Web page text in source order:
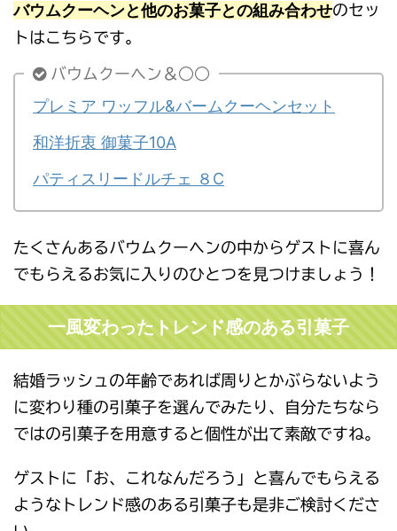
バウムクーヘンと他のお菓子との組み合わせのセッ
トはこちらです。
バウムクーヘン＆○○
プレミア ワッフル&バームクーヘンセット
和洋折衷 御菓子10A
パティスリードルチェ ８C
たくさんあるバウムクーヘンの中からゲストに喜ん
でもらえるお気に入りのひとつを見つけましょう！
一風変わったトレンド感のある引菓子
結婚ラッシュの年齢であれば周りとかぶらないよう
に変わり種の引菓子を選んでみたり、自分たちなら
ではの引菓子を用意すると個性が出て素敵ですね。
ゲストに「お、これなんだろう」と喜んでもらえる
ようなトレンド感のある引菓子も是非ご検討くださ